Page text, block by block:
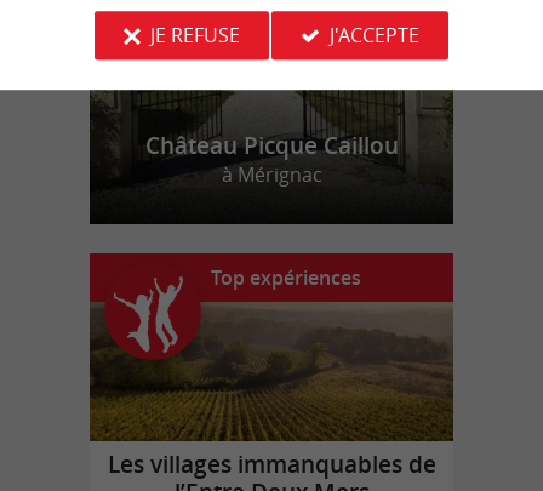
Château Picque Caillou
à Mérignac
Top expériences
Les villages immanquables de
JE REFUSE
J'ACCEPTE